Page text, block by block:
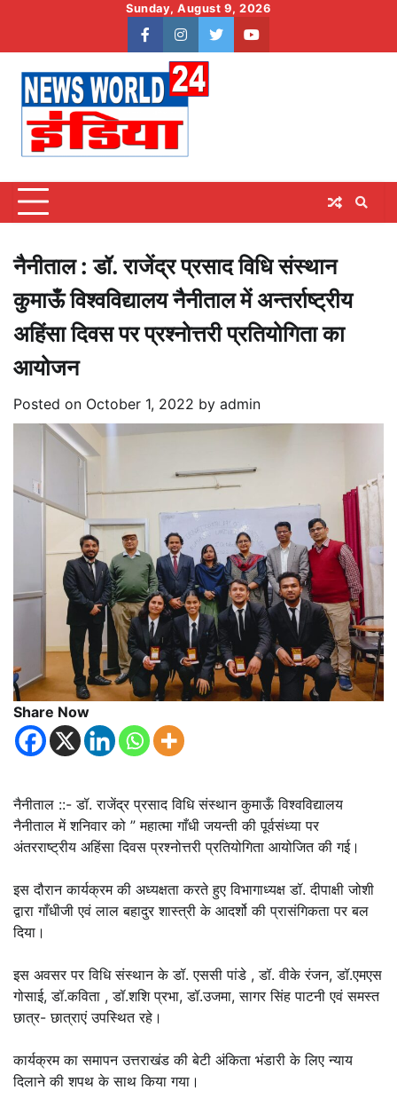
content
Sunday, August 9, 2026
facebookinstagram
twitteryoutube
नैनीताल : डॉ. राजेंद्र प्रसाद विधि संस्थान
कुमाऊँ विश्वविद्यालय नैनीताल में अन्तर्राष्ट्रीय
अहिंसा दिवस पर प्रश्नोत्तरी प्रतियोगिता का
आयोजन
Posted on October 1, 2022 by admin
Share Now
नैनीताल ::- डॉ. राजेंद्र प्रसाद विधि संस्थान कुमाऊँ विश्वविद्यालय
नैनीताल में शनिवार को ” महात्मा गाँधी जयन्ती की पूर्वसंध्या पर
अंतरराष्ट्रीय अहिंसा दिवस प्रश्नोत्तरी प्रतियोगिता आयोजित की गई।
इस दौरान कार्यक्रम की अध्यक्षता करते हुए विभागाध्यक्ष डॉ. दीपाक्षी जोशी
द्वारा गाँधीजी एवं लाल बहादुर शास्त्री के आदर्शो की प्रासंगिकता पर बल
दिया।
इस अवसर पर विधि संस्थान के डॉ. एससी पांडे , डॉ. वीके रंजन, डॉ.एमएस
गोसाई, डॉ.कविता , डॉ.शशि प्रभा, डॉ.उजमा, सागर सिंह पाटनी एवं समस्त
छात्र- छात्राएं उपस्थित रहे।
कार्यक्रम का समापन उत्तराखंड की बेटी अंकिता भंडारी के लिए न्याय
दिलाने की शपथ के साथ किया गया।